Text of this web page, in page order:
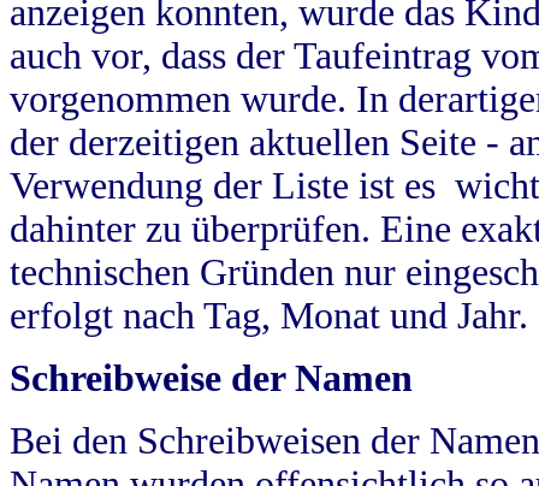
anzeigen konnten, wurde das
auch vor, dass der Taufeintrag
vorgenommen wurde. In
der derzeitigen aktuellen Seite -
Verwendung der Liste ist es
dahinter zu überprüfen. Eine
technischen Gründen nur
erfolgt nach Tag, Monat und Jahr.
Schreibweise der Namen
Bei den Schreibweisen der